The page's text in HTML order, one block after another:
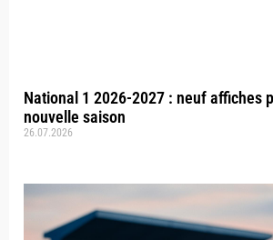
National 1 2026-2027 : neuf affiches
nouvelle saison
26.07.2026